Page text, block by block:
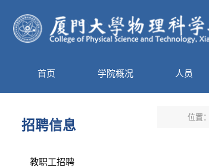
首页 学院概况 人员
招聘信息
教职工招聘
位置：